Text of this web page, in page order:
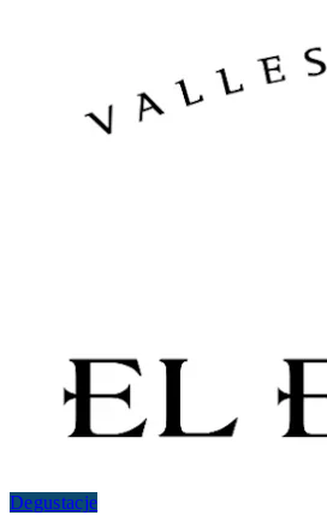
Degustacje